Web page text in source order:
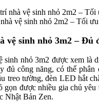
vệ sinh nhỏ 2m2 – Tối
vệ sinh nhỏ 3m2 – Đủ
sinh nhỏ 3m2 được xem là
đủ công năng, có thể
treo tường, đèn LED hắt
gọn được nhiều gia chủ
Nhật Bản Zen.